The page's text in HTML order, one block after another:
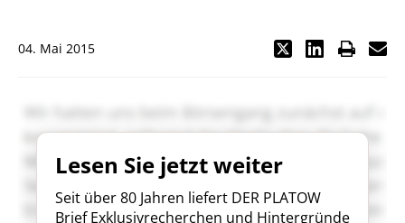
04. Mai 2015
Lesen Sie jetzt weiter
Seit über 80 Jahren liefert DER PLATOW
Brief Exklusivrecherchen und Hintergründe